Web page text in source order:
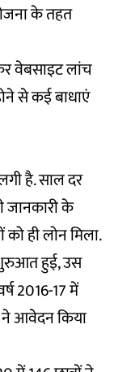
के तहत
वेबसाइट लांच
से कई बाधाएं
है. साल दर
जानकारी के
ही लोन मिला.
शुरुआत हुई, उस
2016-17 में
ने आवेदन किया